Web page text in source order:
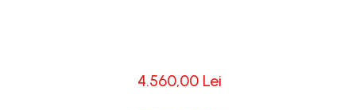
4.560,00 Lei